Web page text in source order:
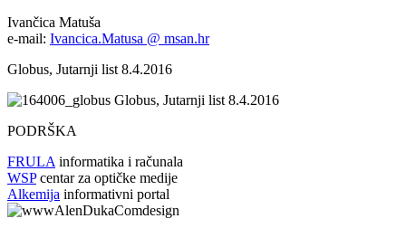
Ivančica Matuša
e-mail: Ivancica.Matusa @ msan.hr
Globus, Jutarnji list 8.4.2016
Globus, Jutarnji list 8.4.2016
PODRŠKA
FRULA informatika i računala
WSPcentar za optičke medije
Alkemija informativni portal